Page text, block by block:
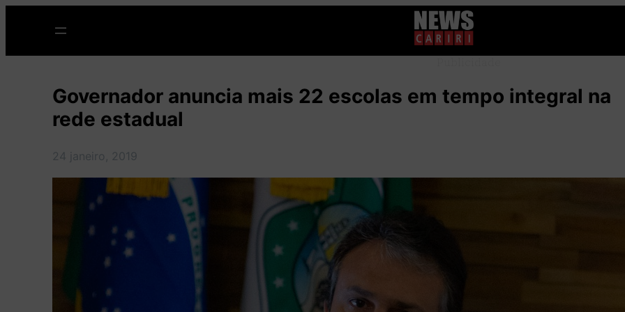
o
Governador anuncia mais 22 escolas em tempo integral na
rede estadual
24 janeiro, 2019